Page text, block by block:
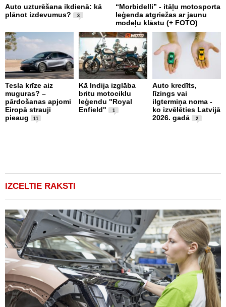
Auto uzturēšana ikdienā: kā
plānot izdevumus?
3
“Morbidelli” - itāļu motosporta
leģenda atgriežas ar jaunu
modeļu klāstu (+ FOTO)
Tesla krīze aiz
muguras? –
pārdošanas apjomi
Eiropā strauji
pieaug
11
Kā Indija izglāba
britu motociklu
leģendu "Royal
Enfield"
1
Auto kredīts,
līzings vai
ilgtermiņa noma -
ko izvēlēties Latvijā
2026. gadā
2
IZCELTIE RAKSTI